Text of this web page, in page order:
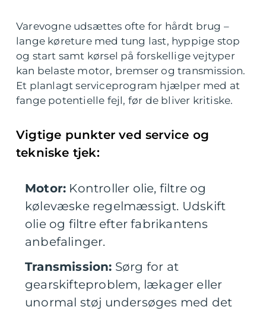
Varevogne udsættes ofte for hårdt brug –
lange køreture med tung last, hyppige stop
og start samt kørsel på forskellige vejtyper
kan belaste motor, bremser og transmission.
Et planlagt serviceprogram hjælper med at
fange potentielle fejl, før de bliver kritiske.
Vigtige punkter ved service og
tekniske tjek:
Motor: Kontroller olie, filtre og
kølevæske regelmæssigt. Udskift
olie og filtre efter fabrikantens
anbefalinger.
Transmission: Sørg for at
gearskifteproblem, lækager eller
unormal støj undersøges med det